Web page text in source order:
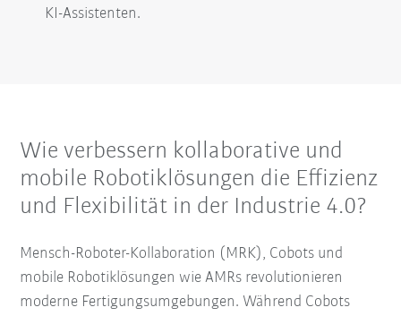
KI-Assistenten.
Wie verbessern kollaborative und
mobile Robotiklösungen die Effizienz
und Flexibilität in der Industrie 4.0?
Mensch-Roboter-Kollaboration (MRK), Cobots und
mobile Robotiklösungen wie AMRs revolutionieren
moderne Fertigungsumgebungen. Während Cobots